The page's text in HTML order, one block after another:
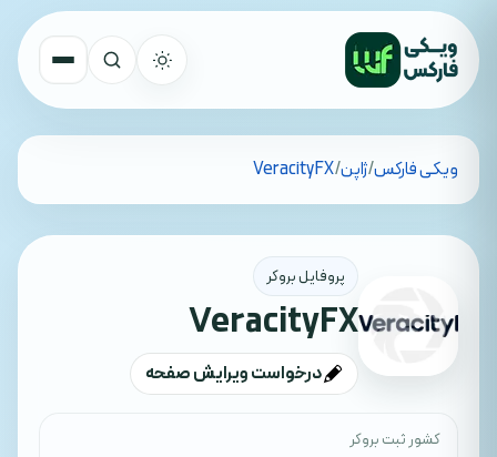
تمام کشورهاویکی فارکس/ژاپن/
VeracityFX
پروفایل بروکر
VeracityFX
درخواست ویرایش صفحه
کشور ثبت بروکر